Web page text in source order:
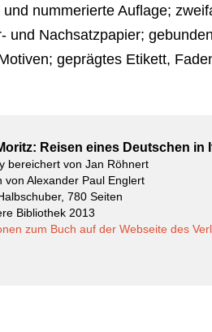
nummerierte Auflage;
und Nachsatzpapier;
geprägtes Etikett,
Reisen eines Deutschen in
bereichert von Jan Röhnert
von Alexander Paul Englert
780 Seiten
Bibliothek 2013
zum Buch auf der Webseite des